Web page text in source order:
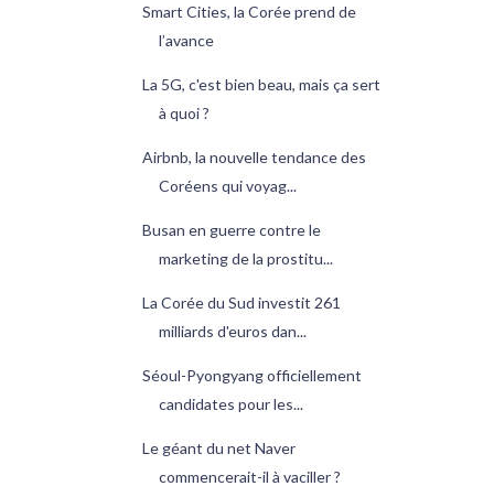
Smart Cities, la Corée prend de
l’avance
La 5G, c'est bien beau, mais ça sert
à quoi ?
Airbnb, la nouvelle tendance des
Coréens qui voyag...
Busan en guerre contre le
marketing de la prostitu...
La Corée du Sud investit 261
milliards d'euros dan...
Séoul-Pyongyang officiellement
candidates pour les...
Le géant du net Naver
commencerait-il à vaciller ?